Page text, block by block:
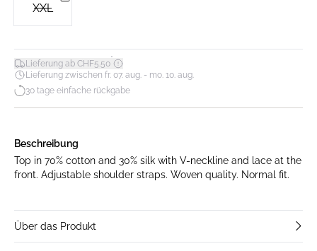
XXL
Lieferung ab CHF5.50*
Lieferung zwischen fr. 07. aug. - mo. 10. aug.
30 tage einfache rückgabe
Beschreibung
Top in 70% cotton and 30% silk with V-neckline and lace at the
front. Adjustable shoulder straps. Woven quality. Normal fit.
Über das Produkt